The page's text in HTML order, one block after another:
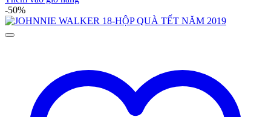
-50%